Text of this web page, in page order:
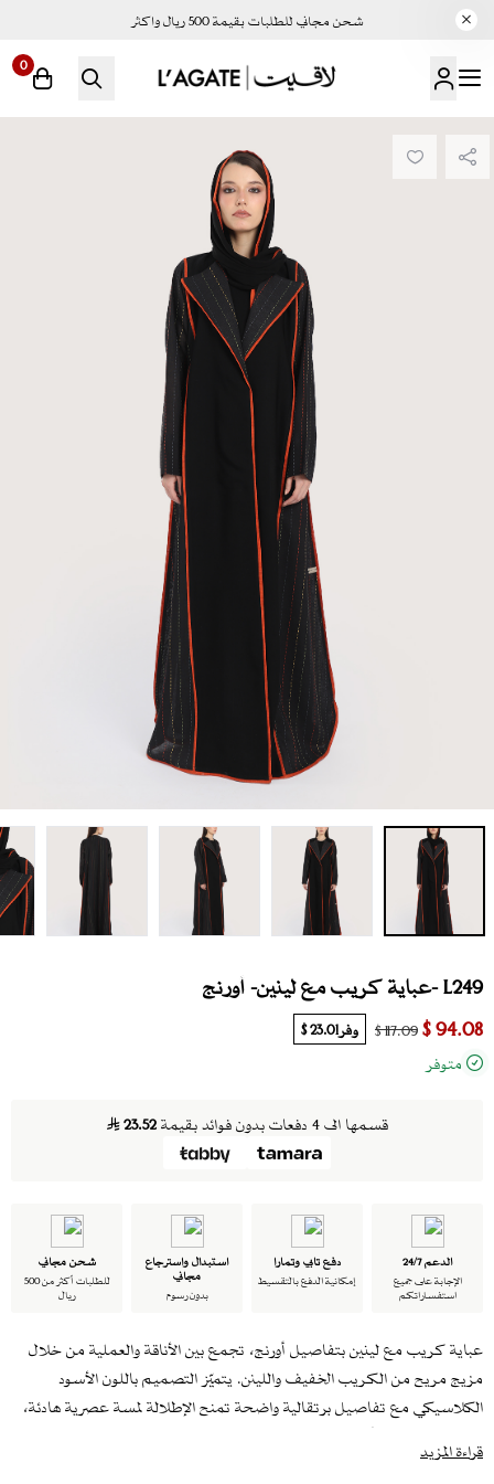
شحن مجاني للطلبات بقيمة 500 ريال واكثر
لاقيت | LAGATE
0
L249 -عباية كريب مع لينين- أورنج
94.08 $
117.09 $ وفر23.01 $
متوفر
قسمها الى 4 دفعات بدون فوائد بقيمة 23.52
الدعم 24/7
الإجابة على جميع
استفساراتكم
دفع تابي وتمارا
إمكانية الدفع بالتقسيط
استبدال واسترجاع
مجاني
بدون رسوم
شحن مجاني
للطلبات أكثر من 500
ريال
عباية كريب مع لينين بتفاصيل أورنج، تجمع بين الأناقة والعملية من خلال
مزيج مريح من الكريب الخفيف واللينن. يتميّز التصميم باللون الأسود
الكلاسيكي مع تفاصيل برتقالية واضحة تمنح الإطلالة لمسة عصرية هادئة،
مع قصات طولية أنيقة تناسب الإطلالات اليومية والمناسبات الخاصة.
تأتي العباية مع طرحة بييه منسجمة مع التصميم لإطلالة متناسقة
قراءة المزيد